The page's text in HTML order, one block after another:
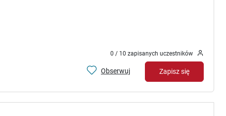
0 / 10 zapisanych uczestników
Obserwuj Zapisz się